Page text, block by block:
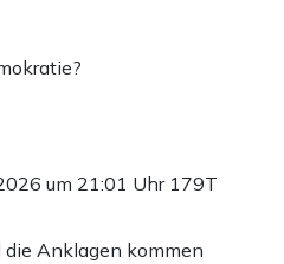
um 21:01 Uhr 179T
die Anklagen kommen